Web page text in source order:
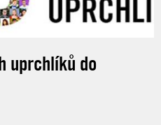
uprchlíků do